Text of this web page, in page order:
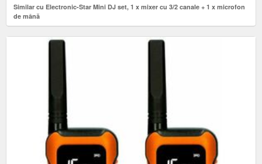
Similar cu Electronic-Star Mini DJ set, 1 x mixer cu 3/2 canale + 1 x microfon
de mână